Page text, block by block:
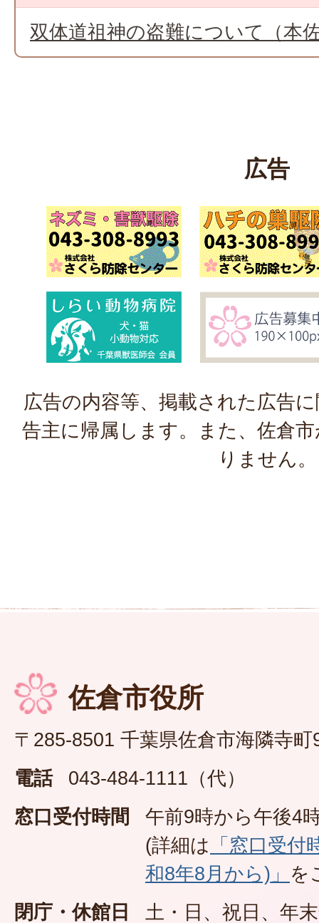
双体道祖神の盗難について（本
広告
広告の内容等、掲載された広告
告主に帰属します。また、佐倉
りません。
佐倉市役所
〒285-8501 千葉県佐倉市海隣寺町
電話
043-484-1111（代）
窓口受付時間
午前9時から午後4
(詳細は 「窓口受
和8年8月から)」 を
閉庁・休館日
土・日、祝日、年